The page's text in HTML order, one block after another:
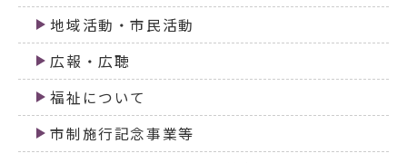
地域活動・市民活動
広報・広聴
福祉について
市制施行記念事業等